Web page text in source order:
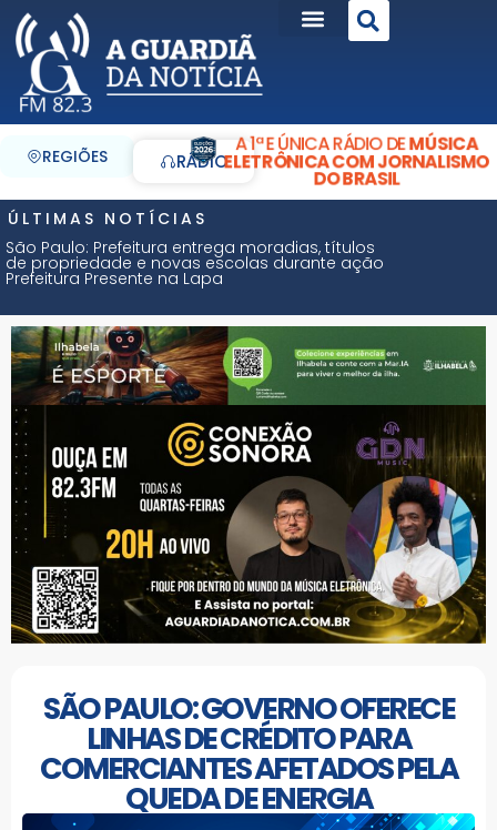
REGIÕES RÁDIO
A 1ª E ÚNICA RÁDIO DEMÚSICA
ELETRÔNICA COM JORNALISMO
DO BRASIL
ÚLTIMAS NOTÍCIAS
São Paulo: Prefeitura entrega moradias, títulos
de propriedade e novas escolas durante ação
Prefeitura Presente na Lapa
SÃO PAULO: GOVERNO OFERECE
LINHAS DE CRÉDITO PARA
COMERCIANTES AFETADOS PELA
QUEDA DE ENERGIA